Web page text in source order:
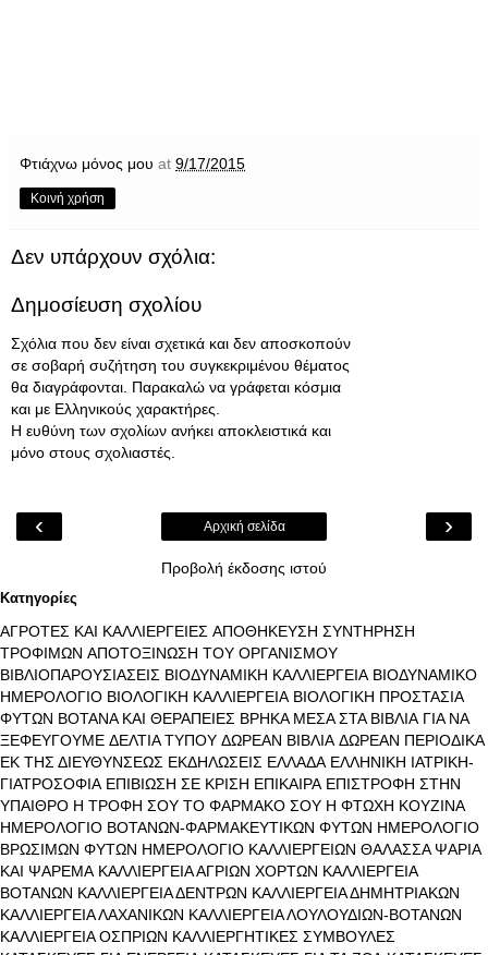
Φτιάχνω μόνος μου at 9/17/2015
Κοινή χρήση
Δεν υπάρχουν σχόλια:
Δημοσίευση σχολίου
Σχόλια που δεν είναι σχετικά και δεν αποσκοπούν
σε σοβαρή συζήτηση του συγκεκριμένου θέματος
θα διαγράφονται. Παρακαλώ να γράφεται κόσμια
και με Ελληνικούς χαρακτήρες.
Η ευθύνη των σχολίων ανήκει αποκλειστικά και
μόνο στους σχολιαστές.
‹ ›
Αρχική σελίδα
Προβολή έκδοσης ιστού
Κατηγορίες
ΑΓΡΟΤΕΣ ΚΑΙ ΚΑΛΛΙΕΡΓΕΙΕΣ ΑΠΟΘΗΚΕΥΣΗ ΣΥΝΤΗΡΗΣΗ
ΤΡΟΦΙΜΩΝ ΑΠΟΤΟΞΙΝΩΣΗ ΤΟΥ ΟΡΓΑΝΙΣΜΟΥ
ΒΙΒΛΙΟΠΑΡΟΥΣΙΑΣΕΙΣ ΒΙΟΔΥΝΑΜΙΚΗ ΚΑΛΛΙΕΡΓΕΙΑ ΒΙΟΔΥΝΑΜΙΚΟ
ΗΜΕΡΟΛΟΓΙΟ ΒΙΟΛΟΓΙΚΗ ΚΑΛΛΙΕΡΓΕΙΑ ΒΙΟΛΟΓΙΚΗ ΠΡΟΣΤΑΣΙΑ
ΦΥΤΩΝ ΒΟΤΑΝΑ ΚΑΙ ΘΕΡΑΠΕΙΕΣ ΒΡΗΚΑ ΜΕΣΑ ΣΤΑ ΒΙΒΛΙΑ ΓΙΑ ΝΑ
ΞΕΦΕΥΓΟΥΜΕ ΔΕΛΤΙΑ ΤΥΠΟΥ ΔΩΡΕΑΝ ΒΙΒΛΙΑ ΔΩΡΕΑΝ ΠΕΡΙΟΔΙΚΑ
ΕΚ ΤΗΣ ΔΙΕΥΘΥΝΣΕΩΣ ΕΚΔΗΛΩΣΕΙΣ ΕΛΛΑΔΑ ΕΛΛΗΝΙΚΗ ΙΑΤΡΙΚΗ-
ΓΙΑΤΡΟΣΟΦΙΑ ΕΠΙΒΙΩΣΗ ΣΕ ΚΡΙΣΗ ΕΠΙΚΑΙΡΑ ΕΠΙΣΤΡΟΦΗ ΣΤΗΝ
ΥΠΑΙΘΡΟ Η ΤΡΟΦΗ ΣΟΥ ΤΟ ΦΑΡΜΑΚΟ ΣΟΥ Η ΦΤΩΧΗ ΚΟΥΖΙΝΑ
ΗΜΕΡΟΛΟΓΙΟ ΒΟΤΑΝΩΝ-ΦΑΡΜΑΚΕΥΤΙΚΩΝ ΦΥΤΩΝ ΗΜΕΡΟΛΟΓΙΟ
ΒΡΩΣΙΜΩΝ ΦΥΤΩΝ ΗΜΕΡΟΛΟΓΙΟ ΚΑΛΛΙΕΡΓΕΙΩΝ ΘΑΛΑΣΣΑ ΨΑΡΙΑ
ΚΑΙ ΨΑΡΕΜΑ ΚΑΛΛΙΕΡΓΕΙΑ ΑΓΡΙΩΝ ΧΟΡΤΩΝ ΚΑΛΛΙΕΡΓΕΙΑ
ΒΟΤΑΝΩΝ ΚΑΛΛΙΕΡΓΕΙΑ ΔΕΝΤΡΩΝ ΚΑΛΛΙΕΡΓΕΙΑ ΔΗΜΗΤΡΙΑΚΩΝ
ΚΑΛΛΙΕΡΓΕΙΑ ΛΑΧΑΝΙΚΩΝ ΚΑΛΛΙΕΡΓΕΙΑ ΛΟΥΛΟΥΔΙΩΝ-ΒΟΤΑΝΩΝ
ΚΑΛΛΙΕΡΓΕΙΑ ΟΣΠΡΙΩΝ ΚΑΛΛΙΕΡΓΗΤΙΚΕΣ ΣΥΜΒΟΥΛΕΣ